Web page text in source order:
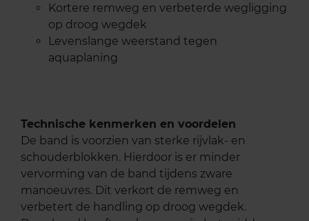
Kortere remweg en verbeterde wegligging
op droog wegdek
Levenslange weerstand tegen
aquaplaning
Technische kenmerken en voordelen
De band is voorzien van sterke rijvlak- en
schouderblokken. Hierdoor is er minder
vervorming van de band tijdens zware
manoeuvres. Dit verkort de remweg en
verbetert de handling op droog wegdek.